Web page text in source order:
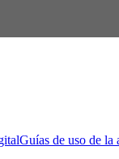
Guías de uso de la